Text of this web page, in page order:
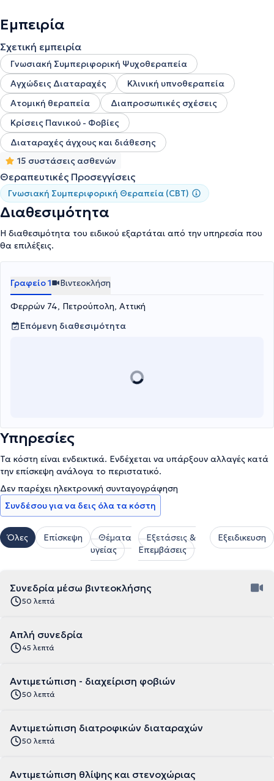
βιβλιογραφικές παρουσιάσεις, (ii) Κλινικά μαθήματα & ομαδική
εποπτεία περιπτώσεων και το Πρόγραμμα «Ο σωστός τρόπος
ζωής», της Διεθνούς Υποστήριξης Γυναικών, WIN HELLAS.
Πρόκειται για Συμβουλευτικό Πρόγραμμα 20 εβδομάδων, που
αφορά σε γυναίκες οι οποίες έχουν υποστεί ψυχολογική (και
άλλου τύπου) κακοποίηση. Η εκπαίδευση στο Πρόγραμμα
επιτρέπει μια πιο εξειδικευμένη και αποτελεσματική αντιμετώπιση
του προβλήματος της κακοποίησης. Η επαγγελματική της έδρα
είναι στα Άνω Πατήσια και εδώ και αρκετά χρόνια διεξάγει
διαδικτυακές συνεδρίες σε άτομα που διαμένουν εκτός Αθηνών ή
στο εξωτερικό. Έχει εργαστεί ως Ψυχολόγος στο Κέντρο
Ψυχοκοινωνικής Υποστήριξης του Δήμου Αμαρουσίου απο το
2001 - 2012, στο ΕΚΚΑ στην τηλεφωνική γραμμή 1107 και σε
ξενώνα κακοποιημένων γυναικών ( 2014 -2015 ) και στο
Συμβουλευτικό Κέντρο του Πανεπιστήμιο Πειραιώς ( 2000 - 2001
). Είναι Πτυχιούχος Ψυχολογίας με κλινική Κατεύθυνση του
Πανεπιστημίου της Πάδοβα (Ιταλία ) με άδεια Άσκησης
Επαγγέλματος.
Εμπειρία
Σχετική εμπειρία
Γνωσιακή Συμπεριφορική Ψυχοθεραπεία
Αγχώδεις Διαταραχές
Κλινική υπνοθεραπεία
Ατομική θεραπεία
Διαπροσωπικές σχέσεις
Κρίσεις Πανικού - Φοβίες
Διαταραχές άγχους και διάθεσης
15 συστάσεις ασθενών
Θεραπευτικές Προσεγγίσεις
Γνωσιακή Συμπεριφορική Θεραπεία (CBT)
Διαθεσιμότητα
Η διαθεσιμότητα του ειδικού εξαρτάται από την υπηρεσία που
θα επιλέξεις.
Γραφείο 1 Βιντεοκλήση
Φερρών 74, Πετρούπολη, Αττική
Επόμενη διαθεσιμότητα
Υπηρεσίες
Τα κόστη είναι ενδεικτικά. Ενδέχεται να υπάρξουν αλλαγές κατά
την επίσκεψη ανάλογα το περιστατικό.
Δεν παρέχει ηλεκτρονική συνταγογράφηση
Συνδέσου για να δεις όλα τα κόστη
Όλες Επίσκεψη
Θέματα
υγείας
Εξετάσεις &
Επεμβάσεις
Εξειδικευση
Συνεδρία μέσω βιντεοκλήσης
50 λεπτά
Απλή συνεδρία
45 λεπτά
Αντιμετώπιση - διαχείριση φοβιών
50 λεπτά
Αντιμετώπιση διατροφικών διαταραχών
50 λεπτά
Αντιμετώπιση θλίψης και στενοχώριας